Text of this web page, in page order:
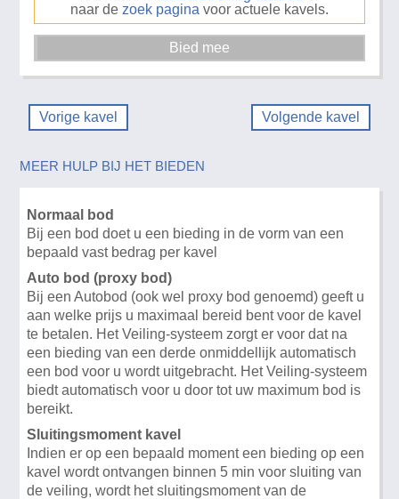
naar de zoek pagina voor actuele kavels.
Vorige kavel Volgende kavel
MEER HULP BIJ HET BIEDEN
Normaal bod
Bij een bod doet u een bieding in de vorm van een
bepaald vast bedrag per kavel
Auto bod (proxy bod)
Bij een Autobod (ook wel proxy bod genoemd) geeft u
aan welke prijs u maximaal bereid bent voor de kavel
te betalen. Het Veiling-systeem zorgt er voor dat na
een bieding van een derde onmiddellijk automatisch
een bod voor u wordt uitgebracht. Het Veiling-systeem
biedt automatisch voor u door tot uw maximum bod is
bereikt.
Sluitingsmoment kavel
Indien er op een bepaald moment een bieding op een
kavel wordt ontvangen binnen 5 min voor sluiting van
de veiling, wordt het sluitingsmoment van de